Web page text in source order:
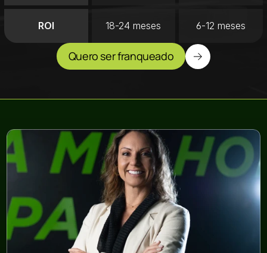
ROI 18-24 meses 6-12 meses
Quero ser franqueado